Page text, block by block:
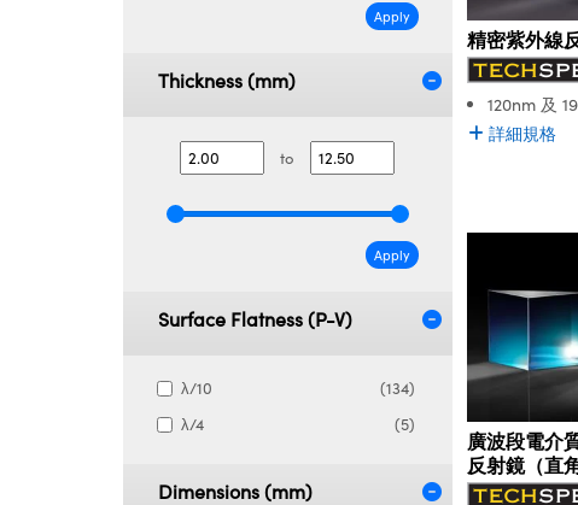
Apply
Thickness (mm)
to
Apply
Surface Flatness (P-V)
λ/10
(134)
λ/4
(5)
Dimensions (mm)
精密紫外線
120nm 及
詳細規格
廣波段電介
反射鏡（直